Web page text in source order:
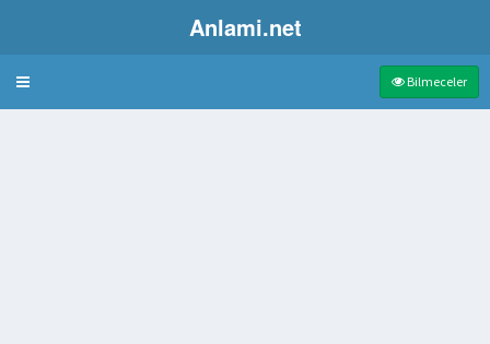
Anlami.net
Bulmaca Bilmeceler